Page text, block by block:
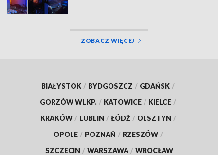
ZOBACZ WIĘCEJ
BIAŁYSTOK / BYDGOSZCZ / GDAŃSK /
GORZÓW WLKP. / KATOWICE / KIELCE /
KRAKÓW / LUBLIN / ŁÓDŹ / OLSZTYN /
OPOLE / POZNAŃ / RZESZÓW /
SZCZECIN / WARSZAWA / WROCŁAW